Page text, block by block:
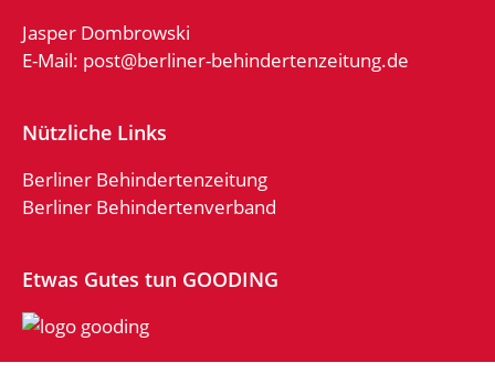
Jasper Dombrowski
E-Mail: post@berliner-behindertenzeitung.de
Nützliche Links
Berliner Behindertenzeitung
Berliner Behindertenverband
Etwas Gutes tun GOODING